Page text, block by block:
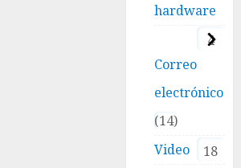
hardware
4
Correo
electrónico
14
Video
18